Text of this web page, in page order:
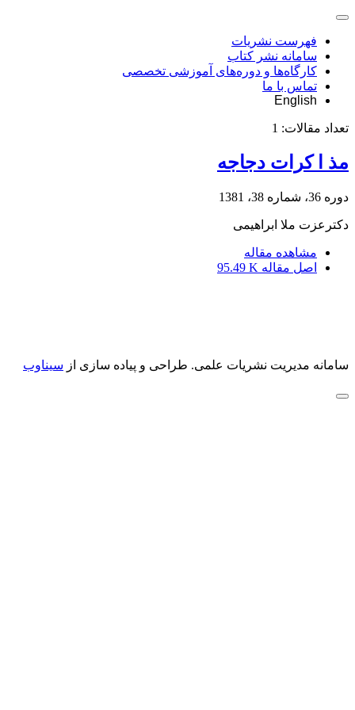
فهرست نشریات
سامانه نشر کتاب
کارگاه‌ها و دوره‌های آموزشی تخصصی
تماس با ما
English
تعداد مقالات: 1
مذ ا کرات دجاجه
دوره 36، شماره 38، 1381
دکترعزت ملا ابراهیمى
مشاهده مقاله
اصل مقاله 95.49 K
سامانه مدیریت نشریات علمی. طراحی و پیاده سازی از سیناوب